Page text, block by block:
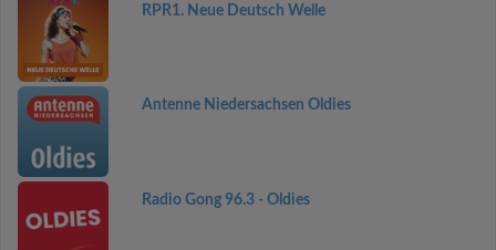
RPR1. Neue Deutsch Welle
Antenne Niedersachsen Oldies
Radio Gong 96.3 - Oldies